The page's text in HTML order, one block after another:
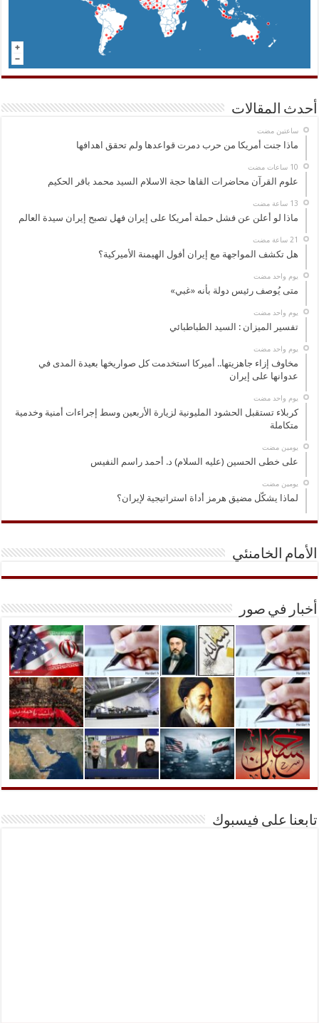
أحدث المقالات
‏ساعتين مضت
ماذا جنت أمريكا من حرب دمرت قواعدها ولم تحقق اهدافها
علوم القرآن محاضرات القاها حجة الاسلام السيد محمد باقر الحكيم
ماذا لو أعلن عن فشل حملة أمريكا على إيران فهل تصبح إيران سيدة العالم
هل تكشف المواجهة مع إيران أفول الهيمنة الأميركية؟
‏يوم واحد مضت
متى يُوصف رئيس دولة بأنه «غبي»
‏يوم واحد مضت
تفسير الميزان : السيد الطباطبائي
‏يوم واحد مضت
مخاوف إزاء جاهزيتها.. أميركا استخدمت كل صواريخها بعيدة المدى في
عدوانها على إيران
‏يوم واحد مضت
كربلاء تستقبل الحشود المليونية لزيارة الأربعين وسط إجراءات أمنية وخدمية
متكاملة
‏يومين مضت
على خطى الحسين (عليه السلام) د. أحمد راسم النفيس
‏يومين مضت
لماذا يشكّل مضيق هرمز أداة استراتيجية لإيران؟
الأمام الخامنئي
أخبار في صور
تابعنا على فيسبوك